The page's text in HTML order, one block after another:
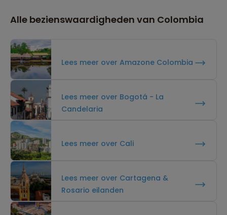
Alle bezienswaardigheden van Colombia
Lees meer over Amazone Colombia
Lees meer over Bogotá - La
Candelaria
Lees meer over Cali
Lees meer over Cartagena &
Rosario eilanden